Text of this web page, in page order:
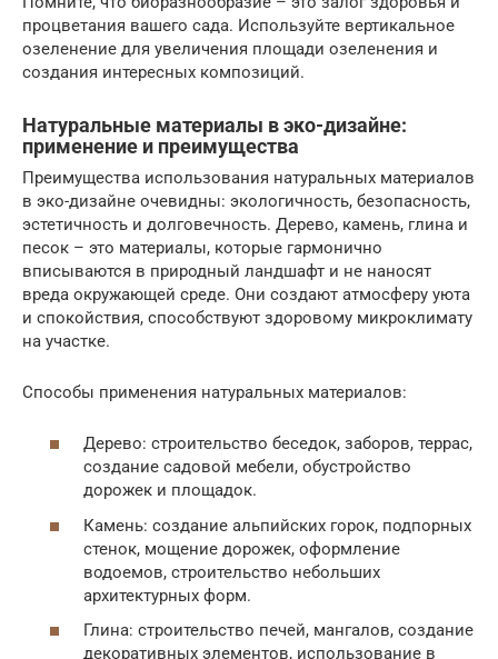
процветания вашего сада. Используйте вертикальное
озеленение для увеличения площади озеленения и
создания интересных композиций.
Натуральные материалы в эко-дизайне:
применение и преимущества
Преимущества использования натуральных материалов
в эко-дизайне очевидны: экологичность, безопасность,
эстетичность и долговечность. Дерево, камень, глина и
песок – это материалы, которые гармонично
вписываются в природный ландшафт и не наносят
вреда окружающей среде. Они создают атмосферу уюта
и спокойствия, способствуют здоровому микроклимату
на участке.
Способы применения натуральных материалов:
Дерево: строительство беседок, заборов, террас,
создание садовой мебели, обустройство
дорожек и площадок.
Камень: создание альпийских горок, подпорных
стенок, мощение дорожек, оформление
водоемов, строительство небольших
архитектурных форм.
Глина: строительство печей, мангалов, создание
декоративных элементов, использование в